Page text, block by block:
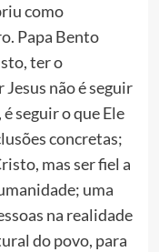
como
Papa Bento
ter o
não é seguir
seguir o que Ele
concretas;
mas ser fiel a
uma
na realidade
do povo, para